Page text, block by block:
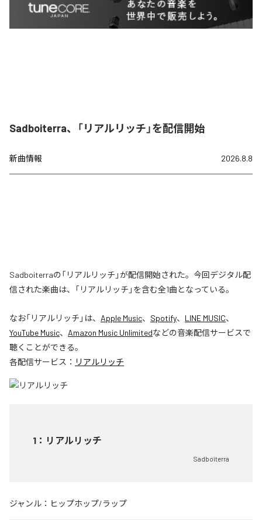
Sadboiterra、「リアルリッチ」を配信開始
新曲情報 2026.8.8
Sadboiterraの「リアルリッチ」が配信開始された。今回デジタル配
信された楽曲は、「リアルリッチ」を含む全1曲となっている。
なお「リアルリッチ 」は、 Apple Music、 Spotify、 LINE MUSIC、
YouTube Music、 Amazon Music Unlimitedなどの音楽配信サービスで
聴くことができる。
各配信サービス： リアルリッチ
1 ： リアルリッチ
Sadboiterra
ジャンル： ヒップホップ/ラップ